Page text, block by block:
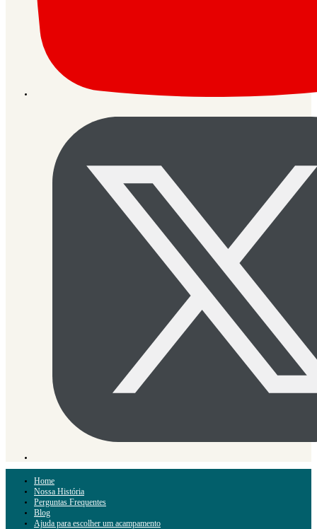
Home
Nossa História
Perguntas Frequentes
Blog
Ajuda para escolher um acampamento